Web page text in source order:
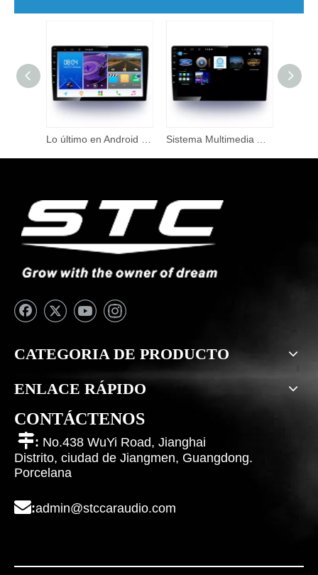
CATEGORIA DE PRODUCTO
ENLACE RÁPIDO
CONTÁCTENOS
: No.438 WuYi Road, Jianghai
Distrito, ciudad de Jiangmen, Guangdong.
Porcelana
:admin@stccaraudio.com